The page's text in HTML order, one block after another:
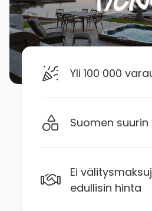
Yli 100 000
Suomen
Ei
edullisin hinta